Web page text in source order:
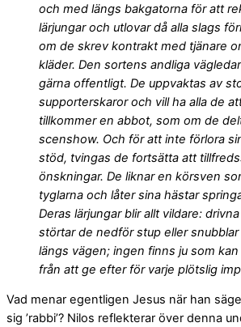
och med längs bakgatorna för att
lärjungar och utlovar då alla slags
om de skrev kontrakt med tjänare
kläder. Den sortens andliga
gärna offentligt. De uppvaktas av
supporterskaror och vill ha alla de
tillkommer en abbot, som om de
scenshow. Och för att inte förlora
stöd, tvingas de fortsätta att
önskningar. De liknar en körsven
tyglarna och låter sina hästar
Deras lärjungar blir allt vildare:
störtar de nedför stup eller
längs vägen; ingen finns ju som
från att ge efter för varje plötslig
Vad menar egentligen Jesus när han
sig ’rabbi’? Nilos reflekterar över denna